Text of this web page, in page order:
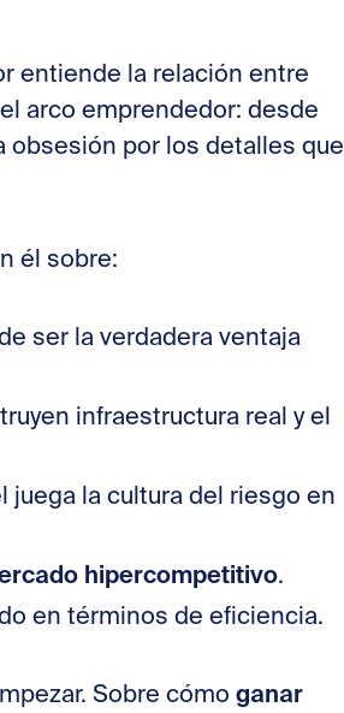
entiende la relación entre
arco emprendedor: desde
obsesión por los detalles que
él sobre:
ser la verdadera ventaja
infraestructura real y el
juega la cultura del riesgo en
hipercompetitivo.
en términos de eficiencia.
Sobre cómo ganar